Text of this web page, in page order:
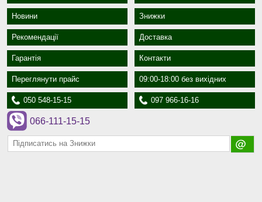
Новини Знижки
Рекомендації Доставка
Гарантія Контакти
Переглянути прайс 09:00-18:00 без вихідних
050 548-15-15 097 966-16-16
066-111-15-15